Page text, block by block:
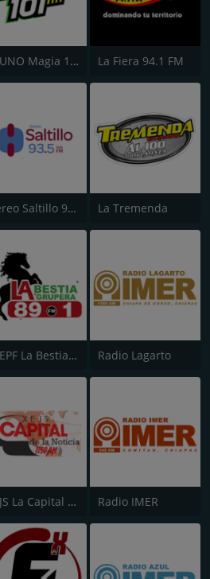
XHUNO Magia 101 FM La Fiera 94.1 FM
Stereo Saltillo 93.5 La Tremenda
XHEPF La Bestia Grupera - Ensenada Radio Lagarto
XHJS La Capital de la Noticia Radio IMER